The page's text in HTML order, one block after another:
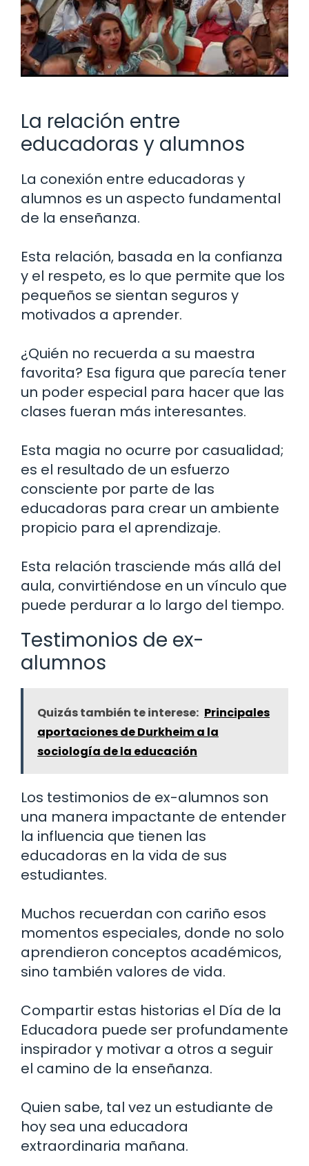
La relación entre
educadoras y alumnos
La conexión entre educadoras y
alumnos es un aspecto fundamental
de la enseñanza.
Esta relación, basada en la confianza
y el respeto, es lo que permite que los
pequeños se sientan seguros y
motivados a aprender.
¿Quién no recuerda a su maestra
favorita? Esa figura que parecía tener
un poder especial para hacer que las
clases fueran más interesantes.
Esta magia no ocurre por casualidad;
es el resultado de un esfuerzo
consciente por parte de las
educadoras para crear un ambiente
propicio para el aprendizaje.
Esta relación trasciende más allá del
aula, convirtiéndose en un vínculo que
puede perdurar a lo largo del tiempo.
Testimonios de ex-
alumnos
Quizás también te interese: Principales
aportaciones de Durkheim a la
sociología de la educación
Los testimonios de ex-alumnos son
una manera impactante de entender
la influencia que tienen las
educadoras en la vida de sus
estudiantes.
Muchos recuerdan con cariño esos
momentos especiales, donde no solo
aprendieron conceptos académicos,
sino también valores de vida.
Compartir estas historias el Día de la
Educadora puede ser profundamente
inspirador y motivar a otros a seguir
el camino de la enseñanza.
Quien sabe, tal vez un estudiante de
hoy sea una educadora
extraordinaria mañana.